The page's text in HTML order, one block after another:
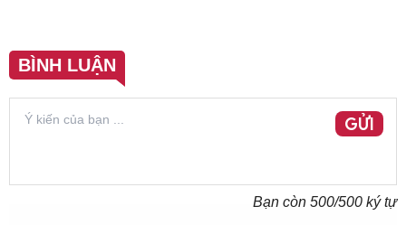
BÌNH LUẬN
GỬI
Bạn còn 500/500 ký tự